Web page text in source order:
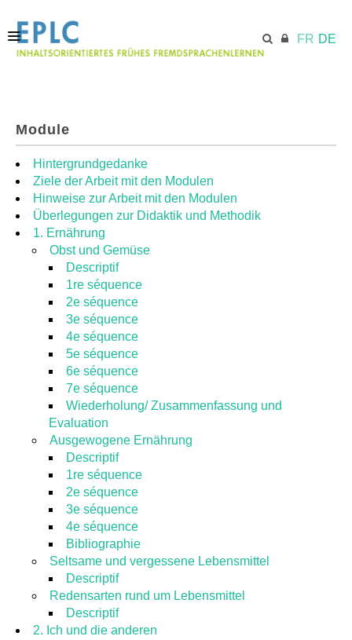
FR DE
MODULE
RESSOURCEN
Module
Hintergrundgedanke
Ziele der Arbeit mit den Modulen
Hinweise zur Arbeit mit den Modulen
Überlegungen zur Didaktik und Methodik
1. Ernährung
Obst und Gemüse
Descriptif
1re séquence
2e séquence
3e séquence
4e séquence
5e séquence
6e séquence
7e séquence
Wiederholung/ Zusammenfassung und
Evaluation
Ausgewogene Ernährung
Descriptif
1re séquence
2e séquence
3e séquence
4e séquence
Bibliographie
Seltsame und vergessene Lebensmittel
Descriptif
Redensarten rund um Lebensmittel
Descriptif
2. Ich und die anderen